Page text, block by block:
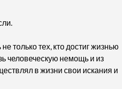
только тех, кто достиг жизнью
человеческую немощь и из
в жизни свои искания и